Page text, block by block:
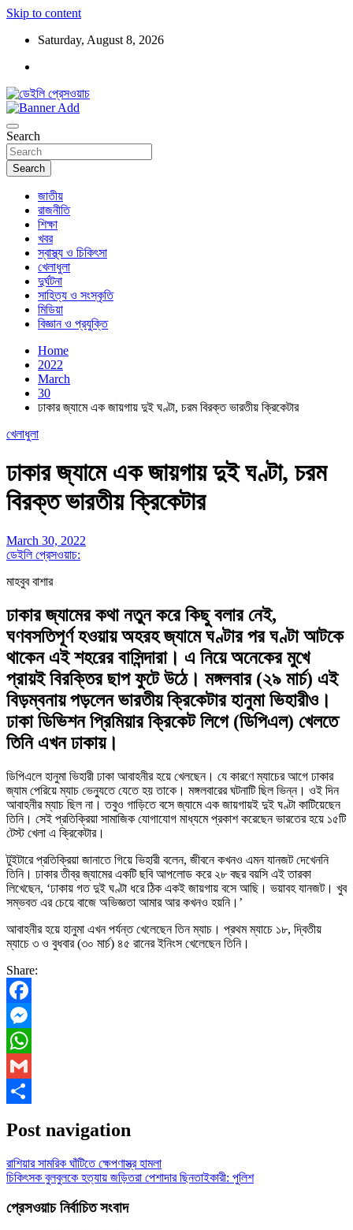
Skip to content
Saturday, August 8, 2026
ডেইলি প্রেসওয়াচ
Search
Search
জাতীয়
রাজনীতি
শিক্ষা
খবর
স্বাস্থ্য ও চিকিৎসা
খেলাধুলা
দুর্ঘটনা
সাহিত্য ও সংস্কৃতি
মিডিয়া
বিজ্ঞান ও প্রযুক্তি
Home
2022
March
30
ঢাকার জ্যামে এক জায়গায় দুই ঘণ্টা, চরম বিরক্ত ভারতীয় ক্রিকেটার
খেলাধুলা
ঢাকার জ্যামে এক জায়গায় দুই ঘণ্টা, চরম
বিরক্ত ভারতীয় ক্রিকেটার
March 30, 2022
ডেইলি প্রেসওয়াচ:
মাহবুব বাশার
ঢাকার জ্যামের কথা নতুন করে কিছু বলার নেই,
ঘণবসতিপূর্ণ হওয়ায় অহরহ জ্যামে ঘণ্টার পর ঘণ্টা আটকে
থাকেন এই শহরের বাসিন্দারা। এ নিয়ে অনেকের মুখে
প্রায়ই বিরক্তির ছাপ ফুটে উঠে। মঙ্গলবার (২৯ মার্চ) এই
বিড়ম্বনায় পড়লেন ভারতীয় ক্রিকেটার হানুমা ভিহারীও।
ঢাকা ডিভিশন প্রিমিয়ার ক্রিকেট লিগে (ডিপিএল) খেলতে
তিনি এখন ঢাকায়।
ডিপিএলে হানুমা ভিহারী ঢাকা আবাহনীর হয়ে খেলছেন। যে কারণে ম্যাচের আগে ঢাকার
জ্যাম পেরিয়ে ম্যাচ ভেন্যুতে যেতে হয় তাকে। মঙ্গলবারের ঘটনাটি ছিল ভিন্ন। ওই দিন
আবাহনীর ম্যাচ ছিল না। তবুও গাড়িতে বসে জ্যামে এক জায়গায়ই দুই ঘণ্টা কাটিয়েছেন
তিনি। সেই প্রতিক্রিয়া সামাজিক যোগাযোগ মাধ্যমে প্রকাশ করেছেন ভারতের হয়ে ১৫টি
টেস্ট খেলা এ ক্রিকেটার।
টুইটারে প্রতিক্রিয়া জানাতে গিয়ে ভিহারী বলেন, জীবনে কখনও এমন যানজট দেখেননি
তিনি। ঢাকার তীব্র জ্যামের একটি ছবি আপলোড করে ২৮ বছর বয়সি এই তারকা
লিখেছেন, ‘ঢাকায় গত দুই ঘণ্টা ধরে ঠিক একই জায়গায় বসে আছি। ভয়াবহ যানজট। খুব
সম্ভবত এর চেয়ে বাজে অভিজ্ঞতা আমার আর কখনও হয়নি।’
আবাহনীর হয়ে হানুমা এখন পর্যন্ত খেলেছেন তিন ম্যাচ। প্রথম ম্যাচে ১৮, দ্বিতীয়
ম্যাচে ৩ ও বুধবার (৩০ মার্চ) ৪৫ রানের ইনিংস খেলেছেন তিনি।
Share:
Facebook
Messenger
WhatsApp
Gmail
Post navigation
রাশিয়ার সামরিক ঘাঁটিতে ক্ষেপণাস্ত্র হামলা
চিকিৎসক বুলবুলকে হত্যায় জড়িতরা পেশাদার ছিনতাইকারী: পুলিশ
প্রেসওয়াচ নির্বাচিত সংবাদ